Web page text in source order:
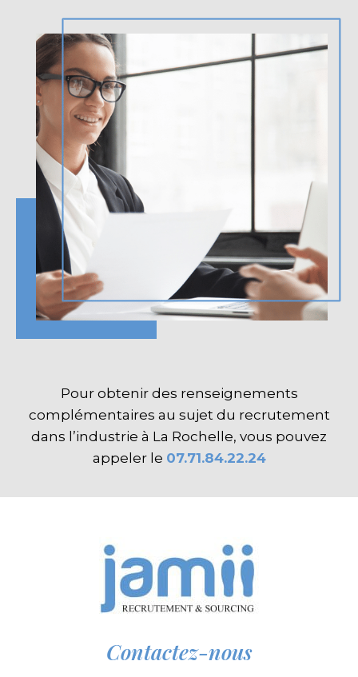
Pour obtenir des renseignements
complémentaires au sujet du recrutement
dans l’industrie à La Rochelle, vous pouvez
appeler le 07.71.84.22.24
Contactez-nous